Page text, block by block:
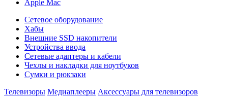
Apple Mac
Сетевое оборудование
Хабы
Внешние SSD накопители
Устройства ввода
Сетевые адаптеры и кабели
Чехлы и накладки для ноутбуков
Сумки и рюкзаки
Телевизоры Медиаплееры Аксессуары для телевизоров